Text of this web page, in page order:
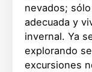
nevados;
adecuada y
invernal. Ya
explorando
excursiones